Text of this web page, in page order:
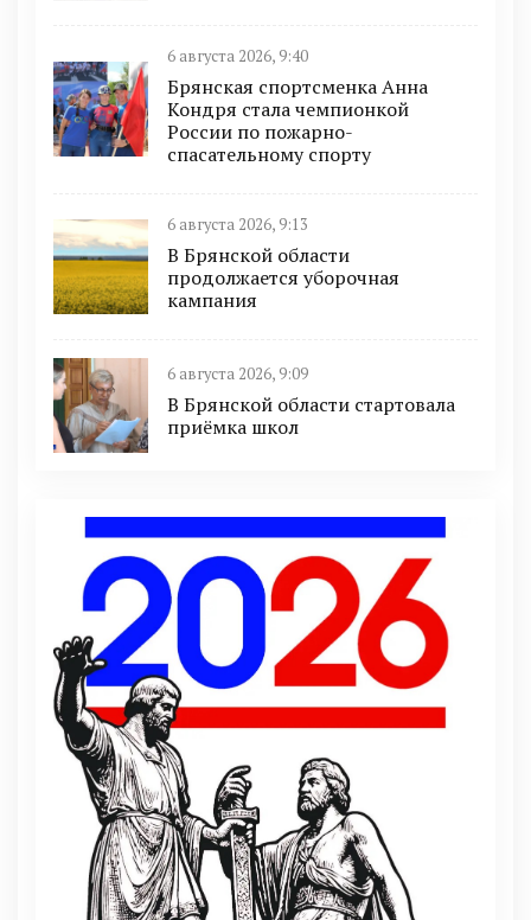
6 августа 2026, 9:40
Брянская спортсменка Анна
Кондря стала чемпионкой
России по пожарно-
спасательному спорту
6 августа 2026, 9:13
В Брянской области
продолжается уборочная
кампания
6 августа 2026, 9:09
В Брянской области стартовала
приёмка школ